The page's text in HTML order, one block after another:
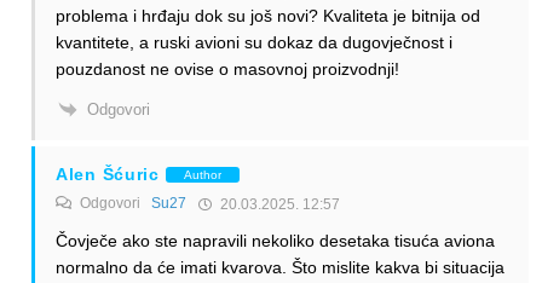
problema i hrđaju dok su još novi? Kvaliteta je bitnija od
kvantitete, a ruski avioni su dokaz da dugovječnost i
pouzdanost ne ovise o masovnoj proizvodnji!
Odgovori
Alen Šćuric Author
Odgovori Su27 20.03.2025. 12:57
Čovječe ako ste napravili nekoliko desetaka tisuća aviona
normalno da će imati kvarova. Što mislite kakva bi situacija